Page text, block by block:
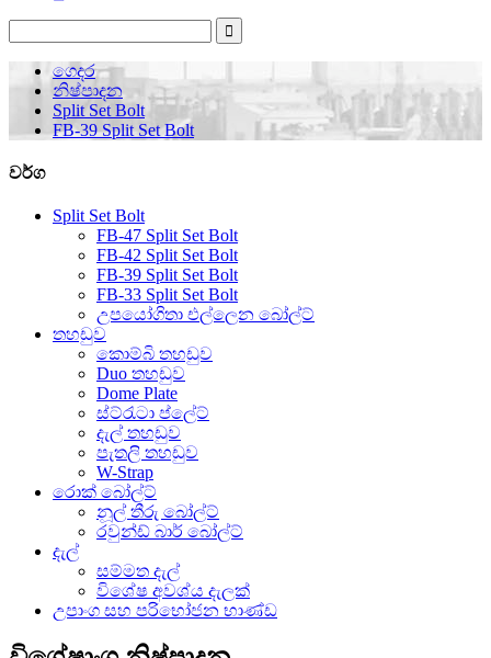
ගෙදර
නිෂ්පාදන
Split Set Bolt
FB-39 Split Set Bolt
වර්ග
Split Set Bolt
FB-47 Split Set Bolt
FB-42 Split Set Bolt
FB-39 Split Set Bolt
FB-33 Split Set Bolt
උපයෝගිතා එල්ලෙන බෝල්ට්
තහඩුව
කොම්බි තහඩුව
Duo තහඩුව
Dome Plate
ස්ට්රැටා ප්ලේට්
දැල් තහඩුව
පැතලි තහඩුව
W-Strap
රොක් බෝල්ට්
නූල් තීරු බෝල්ට්
රවුන්ඩ් බාර් බෝල්ට්
දැල්
සම්මත දැල්
විශේෂ අවශ්ය දැලක්
උපාංග සහ පරිභෝජන භාණ්ඩ